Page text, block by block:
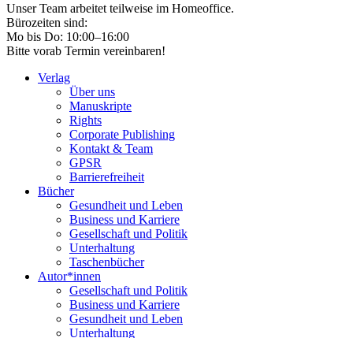
Unser Team arbeitet teilweise im Homeoffice.
Bürozeiten sind:
Mo bis Do: 10:00–16:00
Bitte vorab Termin vereinbaren!
Verlag
Über uns
Manuskripte
Rights
Corporate Publishing
Kontakt & Team
GPSR
Barrierefreiheit
Bücher
Gesundheit und Leben
Business und Karriere
Gesellschaft und Politik
Unterhaltung
Taschenbücher
Autor*innen
Gesellschaft und Politik
Business und Karriere
Gesundheit und Leben
Unterhaltung